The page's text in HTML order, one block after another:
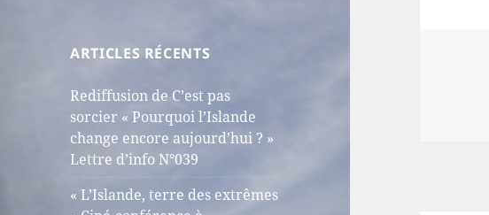
ARTICLES RÉCENTS
Rediffusion de C’est pas
sorcier « Pourquoi l’Islande
change encore aujourd’hui ? »
Lettre d’info N°039
« L’Islande, terre des extrêmes